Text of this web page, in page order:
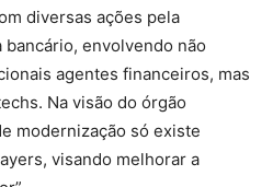
diversas ações pela
envolvendo não
agentes financeiros, mas
Na visão do órgão
modernização só existe
visando melhorar a